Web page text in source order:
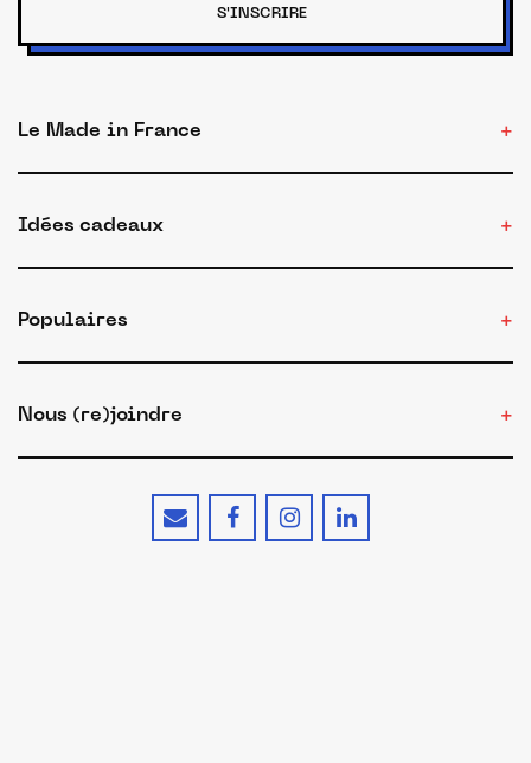
S'INSCRIRE
Le Made in France
Idées cadeaux
Populaires
Nous (re)joindre